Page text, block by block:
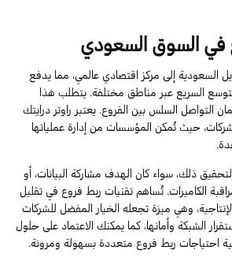
في السوق السعودي
إلى تحويل السعودية إلى مركز اقتصادي عالمي، مما يدفع
السريع عبر مناطق مختلفة. يتطلب هذا
التواصل السلس بين الفروع. يعتبر راوتر درايتك
حيث تُمكن المؤسسات من إدارة عملياتها
لتحقيق ذلك، سواء كان الهدف مشاركة البيانات، أو
الكاميرات. تُساهم تقنيات ربط فروع في تقليل
وهي ميزة تجعله الخيار المفضل للشركات
الشبكة وأمانها، كما يمكنك الاعتماد على حلول
احتياجات ربط فروع متعددة بسهولة ومرونة.